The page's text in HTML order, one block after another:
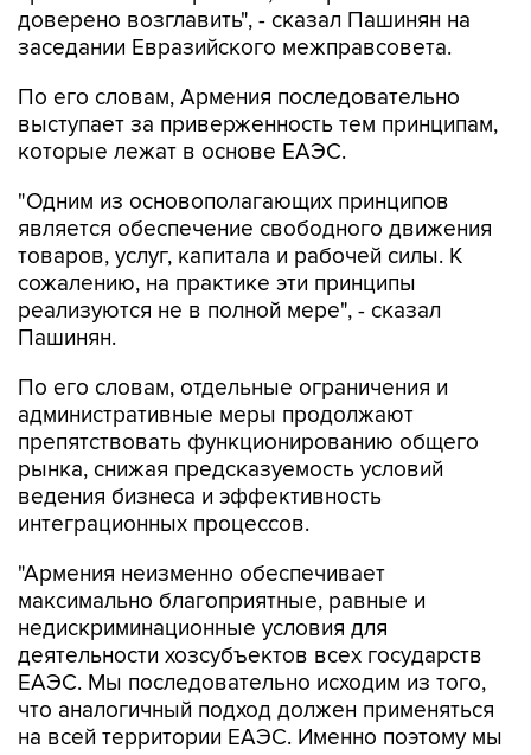
доверено возглавить", - сказал Пашинян на
заседании Евразийского межправсовета.
По его словам, Армения последовательно
выступает за приверженность тем принципам,
которые лежат в основе ЕАЭС.
"Одним из основополагающих принципов
является обеспечение свободного движения
товаров, услуг, капитала и рабочей силы. К
сожалению, на практике эти принципы
реализуются не в полной мере", - сказал
Пашинян.
По его словам, отдельные ограничения и
административные меры продолжают
препятствовать функционированию общего
рынка, снижая предсказуемость условий
ведения бизнеса и эффективность
интеграционных процессов.
"Армения неизменно обеспечивает
максимально благоприятные, равные и
недискриминационные условия для
деятельности хозсубъектов всех государств
ЕАЭС. Мы последовательно исходим из того,
что аналогичный подход должен применяться
на всей территории ЕАЭС. Именно поэтому мы